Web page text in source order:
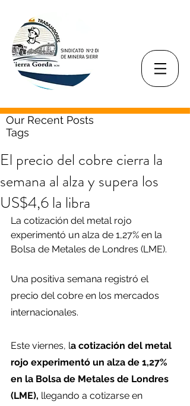
Our Recent Posts
Tags
El precio del cobre cierra la
semana al alza y supera los
US$4,6 la libra
La cotización del metal rojo
experimentó un alza de 1,27% en la
Bolsa de Metales de Londres (LME).
Una positiva semana registró el
precio del cobre en los mercados
internacionales.
Este viernes, la cotización del metal
rojo experimentó un alza de 1,27%
en la Bolsa de Metales de Londres
(LME), llegando a cotizarse en